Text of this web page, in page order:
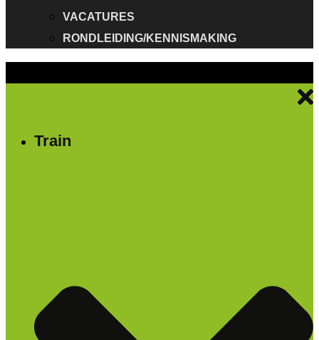
VACATURES
RONDLEIDING/KENNISMAKING
Train